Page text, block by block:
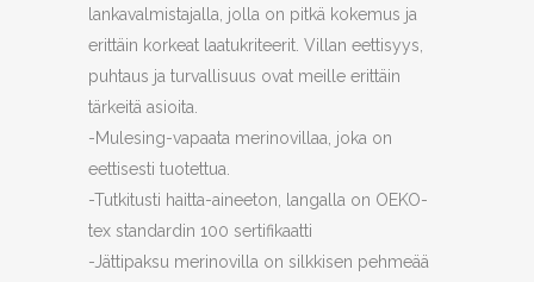
lankavalmistajalla, jolla on pitkä kokemus ja
erittäin korkeat laatukriteerit. Villan eettisyys,
puhtaus ja turvallisuus ovat meille erittäin
tärkeitä asioita.
-Mulesing-vapaata merinovillaa, joka on
eettisesti tuotettua.
-Tutkitusti haitta-aineeton, langalla on OEKO-
tex standardin 100 sertifikaatti
-Jättipaksu merinovilla on silkkisen pehmeää